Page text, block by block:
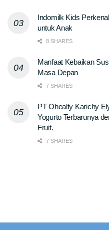
Indomilk Kids
untuk Anak
8 SHARES
Manfaat Kebaikan
Masa Depan
7 SHARES
PT Ohealty Karichy
Yogurto Terbarunya
Fruit.
7 SHARES